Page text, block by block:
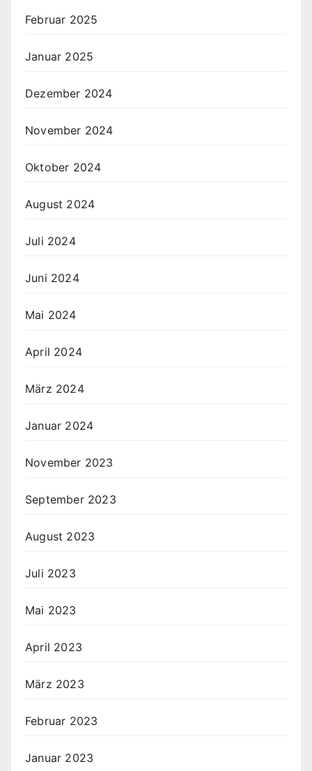
Februar 2025
Januar 2025
Dezember 2024
November 2024
Oktober 2024
August 2024
Juli 2024
Juni 2024
Mai 2024
April 2024
März 2024
Januar 2024
November 2023
September 2023
August 2023
Juli 2023
Mai 2023
April 2023
März 2023
Februar 2023
Januar 2023